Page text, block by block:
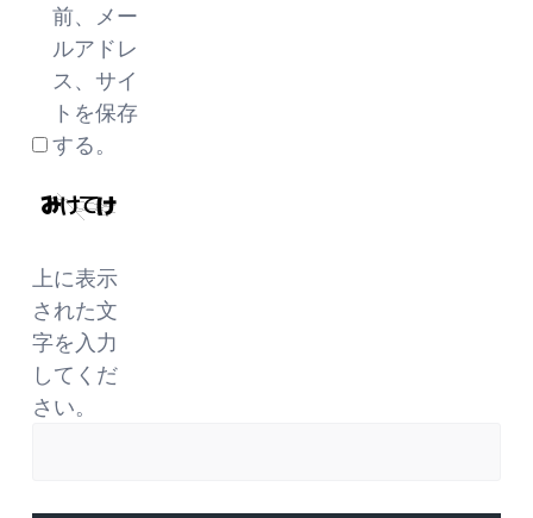
前、メー
ルアドレ
ス、サイ
トを保存
する。
上に表示
された文
字を入力
してくだ
さい。